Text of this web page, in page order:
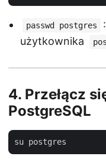
passwd postgres
użytkownika
4. Przełącz
PostgreSQL